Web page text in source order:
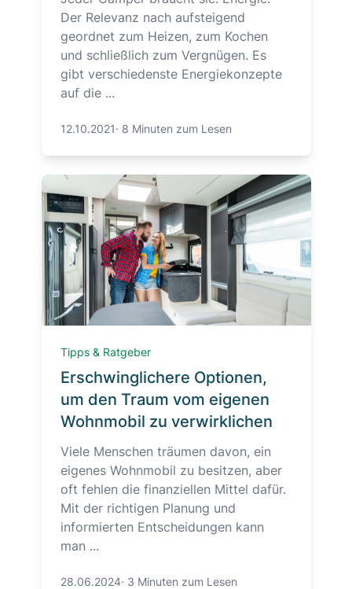
Der Relevanz nach aufsteigend
geordnet zum Heizen, zum Kochen
und schließlich zum Vergnügen. Es
gibt verschiedenste Energiekonzepte
auf die ...
12.10.2021· 8 Minuten zum Lesen
Tipps & Ratgeber
Erschwinglichere Optionen,
um den Traum vom eigenen
Wohnmobil zu verwirklichen
Viele Menschen träumen davon, ein
eigenes Wohnmobil zu besitzen, aber
oft fehlen die finanziellen Mittel dafür.
Mit der richtigen Planung und
informierten Entscheidungen kann
man ...
28.06.2024· 3 Minuten zum Lesen